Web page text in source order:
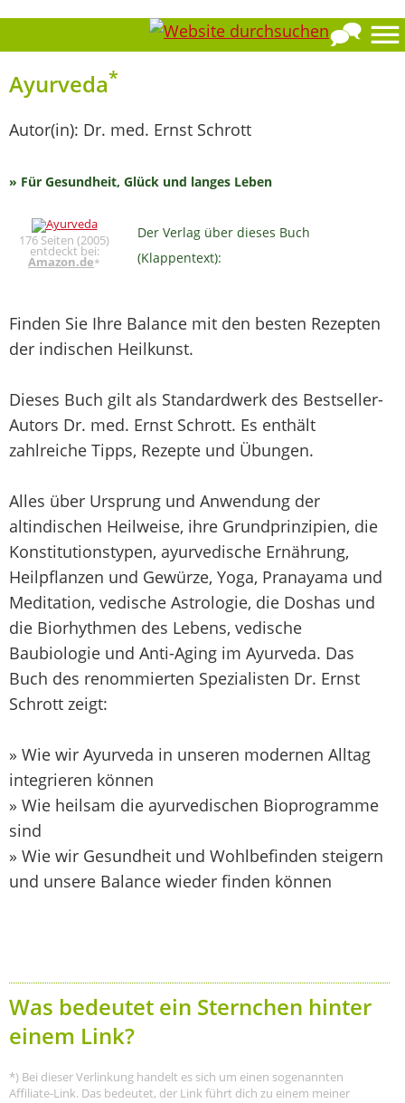
Ayurveda*
Autor(in): Dr. med. Ernst Schrott
» Für Gesundheit, Glück und langes Leben
176 Seiten (2005)
entdeckt bei:
Amazon.de*
Der Verlag über dieses Buch
(Klappentext):
Finden Sie Ihre Balance mit den besten Rezepten
der indischen Heilkunst.
Dieses Buch gilt als Standardwerk des Bestseller-
Autors Dr. med. Ernst Schrott. Es enthält
zahlreiche Tipps, Rezepte und Übungen.
Alles über Ursprung und Anwendung der
altindischen Heilweise, ihre Grundprinzipien, die
Konstitutionstypen, ayurvedische Ernährung,
Heilpflanzen und Gewürze, Yoga, Pranayama und
Meditation, vedische Astrologie, die Doshas und
die Biorhythmen des Lebens, vedische
Baubiologie und Anti-Aging im Ayurveda. Das
Buch des renommierten Spezialisten Dr. Ernst
Schrott zeigt:
» Wie wir Ayurveda in unseren modernen Alltag
integrieren können
» Wie heilsam die ayurvedischen Bioprogramme
sind
» Wie wir Gesundheit und Wohlbefinden steigern
und unsere Balance wieder finden können
Was bedeutet ein Sternchen hinter
einem Link?
*) Bei dieser Verlinkung handelt es sich um einen sogenannten
Affiliate-Link. Das bedeutet, der Link führt dich zu einem meiner